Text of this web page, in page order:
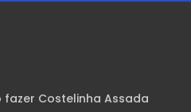
fazer Costelinha Assada